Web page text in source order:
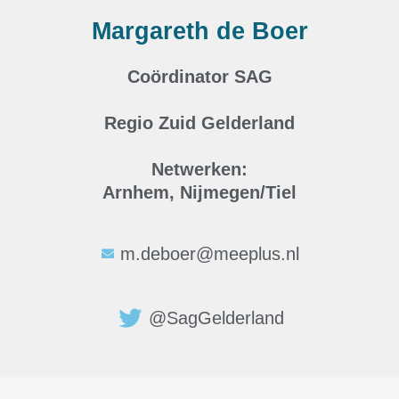
Margareth de Boer
Coördinator SAG
Regio Zuid Gelderland
Netwerken:
Arnhem, Nijmegen/Tiel
m.deboer@meeplus.nl
@SagGelderland